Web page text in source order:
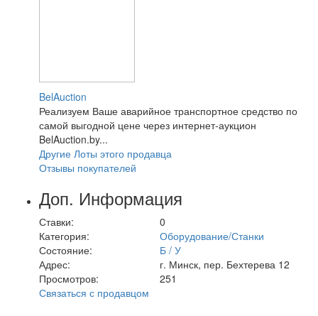
BelAuction
Реализуем Ваше аварийное транспортное средство по
самой выгодной цене через интернет-аукцион
BelAuction.by...
Другие Лоты этого продавца
Отзывы покупателей
Доп. Информация
Ставки:
0
Категория:
Оборудование/Станки
Состояние:
Б / У
Адрес:
г. Минск, пер. Бехтерева 12
Просмотров:
251
Связаться с продавцом